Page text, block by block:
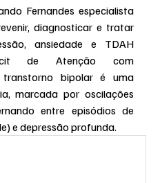
Fernandes especialista
diagnosticar e tratar
ansiedade e TDAH
de Atenção com
bipolar é uma
marcada por oscilações
entre episódios de
e depressão profunda.